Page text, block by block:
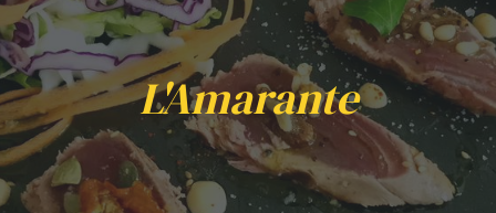
L'Amarante